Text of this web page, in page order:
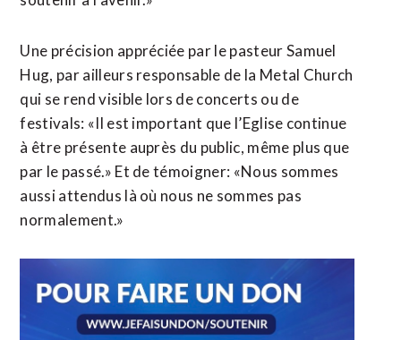
Une précision appréciée par le pasteur Samuel
Hug, par ailleurs responsable de la Metal Church
qui se rend visible lors de concerts ou de
festivals: «Il est important que l’Eglise continue
à être présente auprès du public, même plus que
par le passé.» Et de témoigner: «Nous sommes
aussi attendus là où nous ne sommes pas
normalement.»